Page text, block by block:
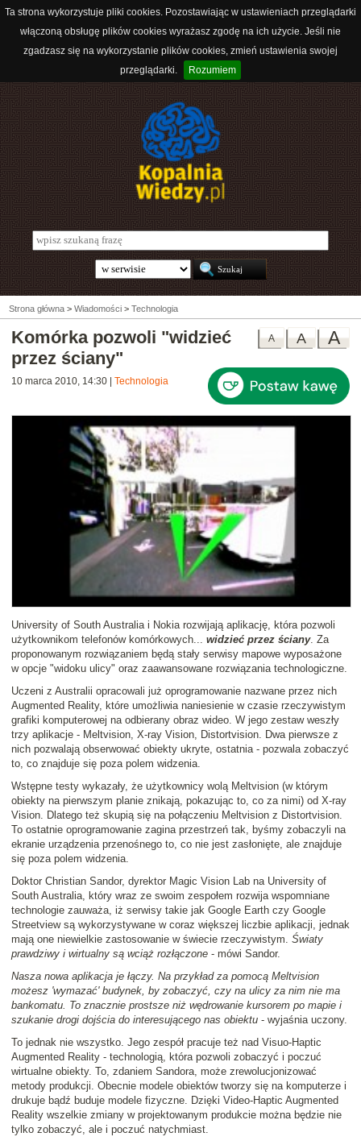
Ta strona wykorzystuje pliki cookies. Pozostawiając w ustawieniach przeglądarki
włączoną obsługę plików cookies wyrażasz zgodę na ich użycie. Jeśli nie
zgadzasz się na wykorzystanie plików cookies, zmień ustawienia swojej
przeglądarki.
Rozumiem
Strona główna > Wiadomości > Technologia
A
A
A
Komórka pozwoli "widzieć
przez ściany"
10 marca 2010, 14:30 Technologia
University of South Australia i Nokia rozwijają aplikację, która pozwoli
użytkownikom telefonów komórkowych... widzieć przez ściany. Za
proponowanym rozwiązaniem będą stały serwisy mapowe wyposażone
w opcje "widoku ulicy" oraz zaawansowane rozwiązania technologiczne.
Uczeni z Australii opracowali już oprogramowanie nazwane przez nich
Augmented Reality, które umożliwia naniesienie w czasie rzeczywistym
grafiki komputerowej na odbierany obraz wideo. W jego zestaw weszły
trzy aplikacje - Meltvision, X-ray Vision, Distortvision. Dwa pierwsze z
nich pozwalają obserwować obiekty ukryte, ostatnia - pozwala zobaczyć
to, co znajduje się poza polem widzenia.
Wstępne testy wykazały, że użytkownicy wolą Meltvision (w którym
obiekty na pierwszym planie znikają, pokazując to, co za nimi) od X-ray
Vision. Dlatego też skupią się na połączeniu Meltvision z Distortvision.
To ostatnie oprogramowanie zagina przestrzeń tak, byśmy zobaczyli na
ekranie urządzenia przenośnego to, co nie jest zasłonięte, ale znajduje
się poza polem widzenia.
Doktor Christian Sandor, dyrektor Magic Vision Lab na University of
South Australia, który wraz ze swoim zespołem rozwija wspomniane
technologie zauważa, iż serwisy takie jak Google Earth czy Google
Streetview są wykorzystywane w coraz większej liczbie aplikacji, jednak
mają one niewielkie zastosowanie w świecie rzeczywistym. Światy
prawdziwy i wirtualny są wciąż rozłączone - mówi Sandor.
Nasza nowa aplikacja je łączy. Na przykład za pomocą Meltvision
możesz 'wymazać' budynek, by zobaczyć, czy na ulicy za nim nie ma
bankomatu. To znacznie prostsze niż wędrowanie kursorem po mapie i
szukanie drogi dojścia do interesującego nas obiektu - wyjaśnia uczony.
To jednak nie wszystko. Jego zespół pracuje też nad Visuo-Haptic
Augmented Reality - technologią, która pozwoli zobaczyć i poczuć
wirtualne obiekty. To, zdaniem Sandora, może zrewolucjonizować
metody produkcji. Obecnie modele obiektów tworzy się na komputerze i
drukuje bądź buduje modele fizyczne. Dzięki Video-Haptic Augmented
Reality wszelkie zmiany w projektowanym produkcie można będzie nie
tylko zobaczyć, ale i poczuć natychmiast.